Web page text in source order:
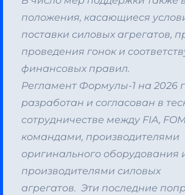
положения, касающиеся
поставки силовых агрегатов,
проведения гонок и
финансовых правил.
Регламент Формулы-1 на 2026
разработан и согласован в
сотрудничестве между FIA,
командами, производителями
оригинального оборудования
производителями силовых
агрегатов. Эти последние